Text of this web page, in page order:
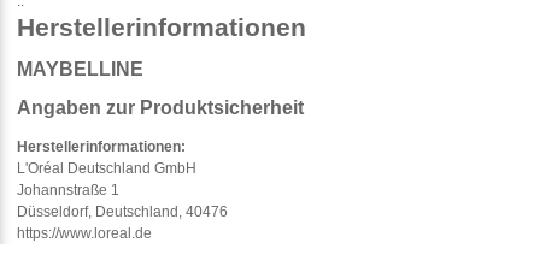
Herstellerinformationen
MAYBELLINE
Angaben zur Produktsicherheit
Herstellerinformationen:
L'Oréal Deutschland GmbH
Johannstraße 1
Düsseldorf, Deutschland, 40476
https://www.loreal.de